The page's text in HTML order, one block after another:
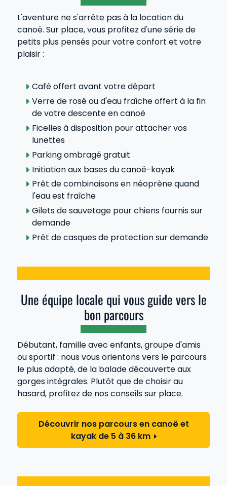
L'aventure ne s'arrête pas à la location du
canoë. Sur place, vous profitez d'une série de
petits plus pensés pour votre confort et votre
plaisir :
Café offert avant votre départ
Verre de rosé ou d'eau fraîche offert à la fin
de votre descente en canoë
Ficelles à disposition pour attacher vos
lunettes
Parking ombragé gratuit
Initiation aux bases du canoë-kayak
Prêt de combinaisons en néoprène quand
l'eau est fraîche
Gilets de sauvetage pour chiens fournis sur
demande
Prêt de casques de protection sur demande
Une équipe locale qui vous guide vers le
bon parcours
Débutant, famille avec enfants, groupe d'amis
ou sportif : nous vous orientons vers le parcours
le plus adapté, de la balade découverte aux
gorges intégrales. Plutôt que de choisir au
hasard, profitez de nos conseils sur place.
Découvrir nos parcours en canoë et
kayak de 5 à 36 km